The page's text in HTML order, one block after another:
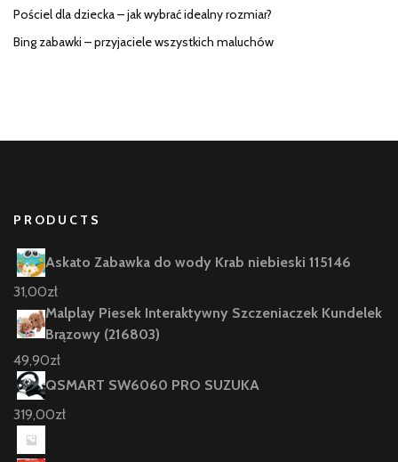
Pościel dla dziecka – jak wybrać idealny rozmiar?
Bing zabawki – przyjaciele wszystkich maluchów
PRODUCTS
Askato Zabawka do wody Krab niebieski 115146
31,00zł
Malplay Piesek Interaktywny Szczeniaczek Kundelek
Brązowy (216803)
49,90zł
QSMART SW6060 PRO SUZUKA
319,00zł